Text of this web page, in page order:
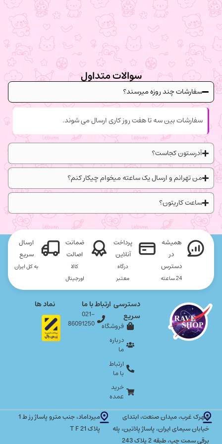
سوالات متداول
سفارشات چند روزه میرسند؟
سفارشات بین سه تا هفت روز کاری ارسال می شوند.
آدرستون کجاست؟
من تهرانم و ارسال یک ساعته میخوام چیکار کنم؟
ساعت کاریتون؟
همیشه
در
دسترس
24 ساعته
پرداخت
آنلاین
درگاه
معتبر
ضمانت
اصالت
کالا
اورجینال
ارسال
سریع
به کل ایران
شهرک غرب، میدان صنعت، ابتدای
خیابان سیمای ایران، پاساژ پلاتین، پله
برقی سمت چپ، طبقه 2 پلاک 243
میرداماد، جنب مترو پاساژ رز ط 1
پلاک T F 21
دسترسی
سریع
فروشگاه
درباره
ما
ارتباط
با ما
خرید
عمده
ارتباط با ما
021-
86091250
نماد ها